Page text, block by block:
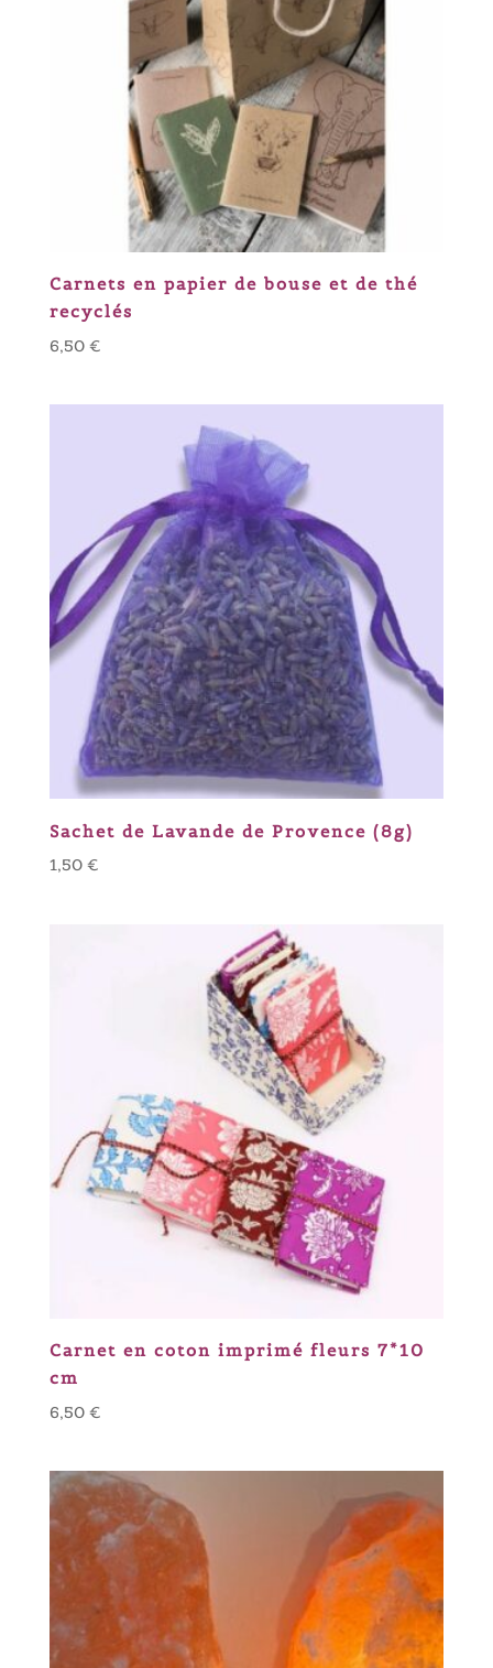
Carnets en papier de bouse et de thé
recyclés
6,50 €
Sachet de Lavande de Provence (8g)
1,50 €
Carnet en coton imprimé fleurs 7*10
cm
6,50 €